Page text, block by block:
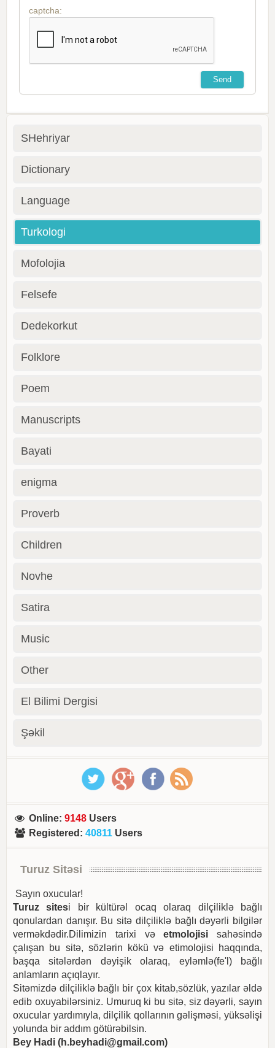
captcha:
SHehriyar
Dictionary
Language
Turkologi
Mofolojia
Felsefe
Dedekorkut
Folklore
Poem
Manuscripts
Bayati
enigma
Proverb
Children
Novhe
Satira
Music
Other
El Bilimi Dergisi
Şəkil
Online:9148 Users
Registered :40811 Users
Turuz Sitəsi
Sayın oxucular!
Turuz sitesi bir kültürəl ocaq olaraq dilçiliklə bağlı
qonulardan danışır. Bu sitə dilçiliklə bağlı dəyərli bilgilər
verməkdədir.Dilimizin tarixi vəetmolojisi sahəsində
çalışan bu sitə, sözlərin kökü və etimolojisi haqqında,
başqa sitələrdən dəyişik olaraq, eyləmlə(fe'l) bağlı
anlamların açıqlayır.
Sitəmizdə dilçiliklə bağlı bir çox kitab,sözlük, yazılar əldə
edib oxuyabilərsiniz. Umuruq ki bu sitə, siz dəyərli, sayın
oxucular yardımıyla, dilçilik qollarının gəlişməsi, yüksəlişi
yolunda bir addım götürəbilsin.
Bey Hadi (h.beyhadi@gmail.com)